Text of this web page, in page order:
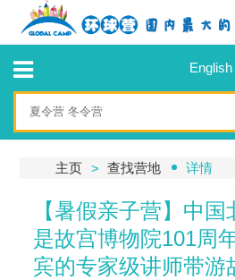
English
主页 查找营地 详情
【暑假亲子营】中
是故宫博物院101周
宾的专家级讲师带游